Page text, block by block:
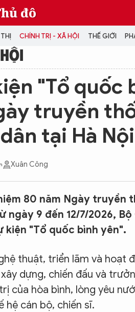
đô
CHÍNH TRỊ - XÃ HỘI THẾ GIỚI
CHÍNH TRỊ - XÃ
Đại hội Đảng
PHÁP LUẬT
MINH
VĂN HÓA - GIẢI
Podcast
Video
Ảnh
Infographic
"Tổ quốc
truyền
tại Hà Nội
Xuân Công
80 năm Ngày truyền
ngày 9 đến 12/7/2026,
kiện "Tổ quốc bình yên".
thuật, triển lãm và hoạt
dựng, chiến đấu và
của hòa bình, lòng yêu
hệ cán bộ, chiến sĩ.